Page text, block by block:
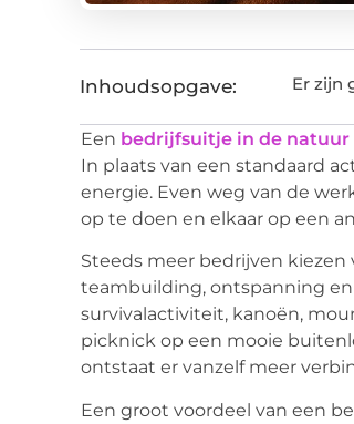
Inhoudsopgave: Er zijn
Een bedrijfsuitje in de natuur
In plaats van een standaard
energie. Even weg van de
op te doen en elkaar op een
Steeds meer bedrijven
teambuilding, ontspanning
survivalactiviteit, kanoën,
picknick op een mooie
ontstaat er vanzelf meer
Een groot voordeel van een